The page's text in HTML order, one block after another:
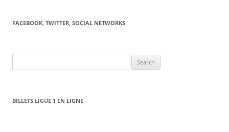
FACEBOOK, TWITTER, SOCIAL NETWORKS
for:
BILLETS LIGUE 1 EN LIGNE